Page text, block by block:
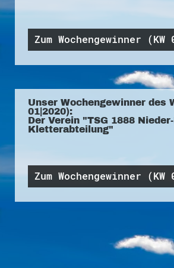
Zum Wochengewinner (KW
Unser Wochengewinner des
01|2020):
Der Verein "TSG 1888
Kletterabteilung"
Zum Wochengewinner (KW